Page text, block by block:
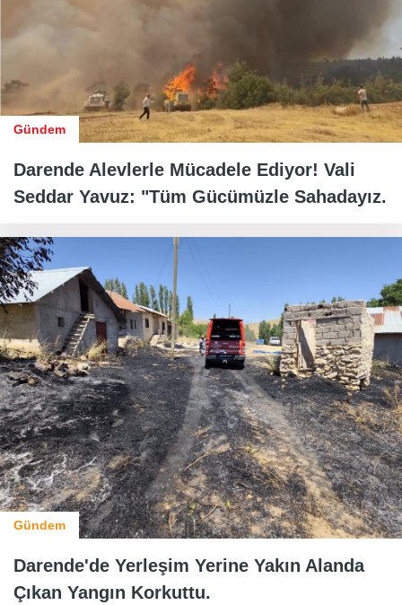
Gündem
Darende Alevlerle Mücadele Ediyor! Vali
Seddar Yavuz: "Tüm Gücümüzle Sahadayız.
Gündem
Darende'de Yerleşim Yerine Yakın Alanda
Çıkan Yangın Korkuttu.